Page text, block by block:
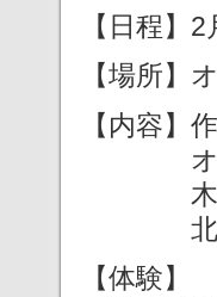
【日程】
【場所】
【内容】
オホー
木の釣
北海道
【体験】